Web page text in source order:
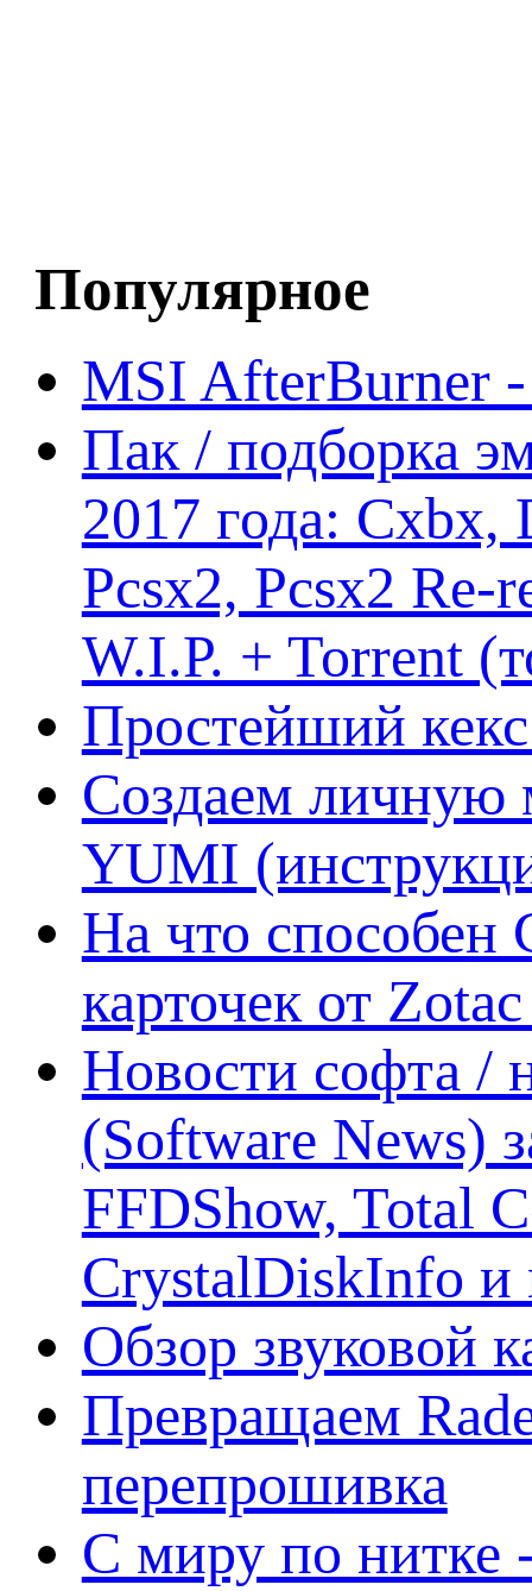
Популярное
MSI AfterBurner
Пак / подборка
2017 года:
Pcsx2, Pcsx2
W.I.P. + Torrent
Простейший кекс
Создаем личную
YUMI
На что способен
карточек от
Новости софта /
(Software News)
FFDShow, Total
CrystalDiskInfo и
Обзор звуковой
Превращаем
перепрошивка
С миру по нитке